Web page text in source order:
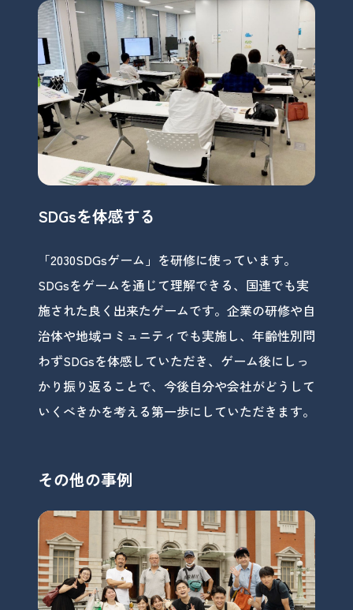
SDGsを体感する
「2030SDGsゲーム」を研修に使っています。
SDGsをゲームを通じて理解できる、国連でも実
施された良く出来たゲームです。企業の研修や自
治体や地域コミュニティでも実施し、年齢性別問
わずSDGsを体感していただき、ゲーム後にしっ
かり振り返ることで、今後自分や会社がどうして
いくべきかを考える第一歩にしていただきます。
その他の事例